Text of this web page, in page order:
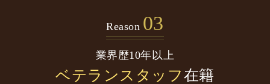
Reason 03
業界歴10年以上
ベテランスタッフ在籍